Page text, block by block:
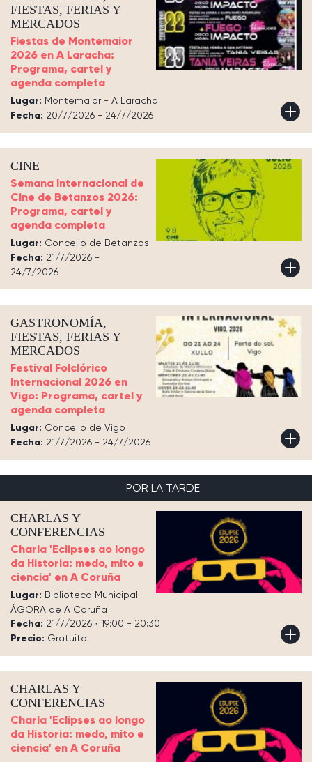
FIESTAS, FERIAS Y
MERCADOS
Fiestas de Montemaior
2026 en A Laracha:
Programa, cartel y
agenda completa
Lugar: Montemaior - A Laracha
Fecha: 20/7/2026 - 24/7/2026
CINE
Semana Internacional de
Cine de Betanzos 2026:
Programa, cartel y
agenda completa
Lugar: Concello de Betanzos
Fecha: 21/7/2026 -
24/7/2026
GASTRONOMÍA,
FIESTAS, FERIAS Y
MERCADOS
Festival Folclórico
Internacional 2026 en
Vigo: Programa, cartel y
agenda completa
Lugar: Concello de Vigo
Fecha: 21/7/2026 - 24/7/2026
POR LA TARDE
CHARLAS Y
CONFERENCIAS
Charla 'Eclipses ao longo
da Historia: medo, mito e
ciencia' en A Coruña
Lugar: Biblioteca Municipal
ÁGORA de A Coruña
Fecha: 21/7/2026 · 19:00 - 20:30
Precio: Gratuito
CHARLAS Y
CONFERENCIAS
Charla 'Eclipses ao longo
da Historia: medo, mito e
ciencia' en A Coruña